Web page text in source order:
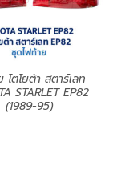
โตโยต้า สตาร์เลท
STARLET EP82
(1989-95)